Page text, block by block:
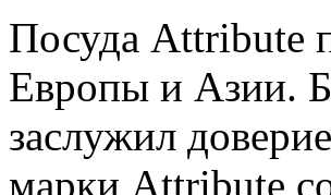
Посуда Attribute
Европы и Азии.
заслужил
марки Attribute